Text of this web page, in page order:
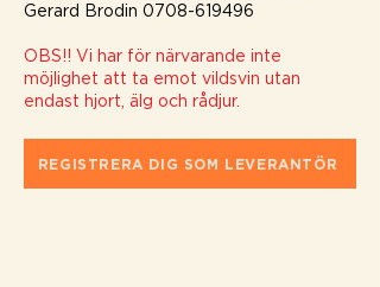
Gerard Brodin 0708-619496
OBS!! Vi har för närvarande inte
möjlighet att ta emot vildsvin utan
endast hjort, älg och rådjur.
REGISTRERA DIG SOM LEVERANTÖR